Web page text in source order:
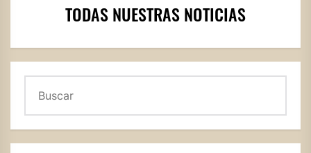
TODAS NUESTRAS NOTICIAS